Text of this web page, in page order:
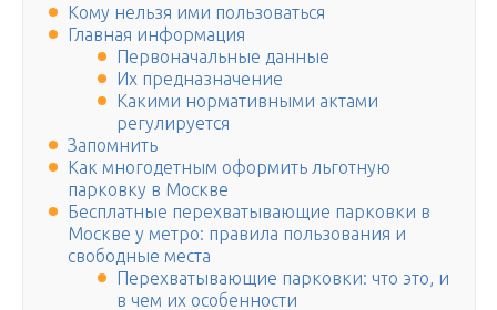
Кому нельзя ими пользоваться
Главная информация
Первоначальные данные
Их предназначение
Какими нормативными актами
регулируется
Запомнить
Как многодетным оформить льготную
парковку в Москве
Бесплатные перехватывающие парковки в
Москве у метро: правила пользования и
свободные места
Перехватывающие парковки: что это, и
в чем их особенности